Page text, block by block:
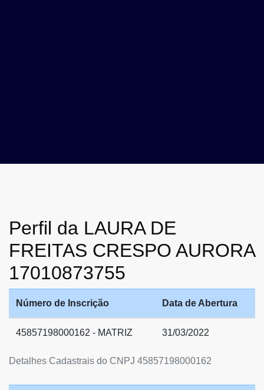
Perfil da LAURA DE
FREITAS CRESPO AURORA
17010873755
Detalhes Cadastrais do CNPJ 45857198000162
Número de Inscrição Data de Abertura
45857198000162 - MATRIZ 31/03/2022